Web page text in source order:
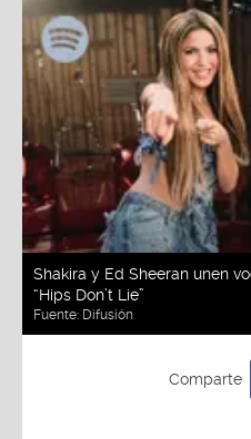
Shakira y Ed Sheeran unen
“Hips Don’t Lie”
Fuente: Difusión